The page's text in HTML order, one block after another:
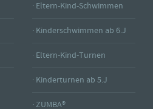
· Eltern-Kind-Schwimmen
· Kinderschwimmen ab 6.J
· Eltern-Kind-Turnen
· Kinderturnen ab 5.J
· ZUMBA®